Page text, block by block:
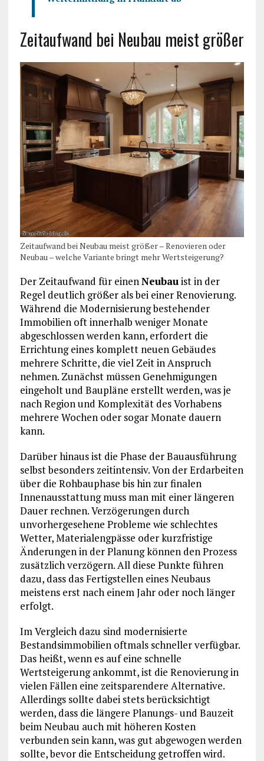
Zeitaufwand bei Neubau meist größer
Zeitaufwand bei Neubau meist größer – Renovieren oder
Neubau – welche Variante bringt mehr Wertsteigerung?
Der Zeitaufwand für einenNeubauist in der
Regel deutlich größer als bei einer Renovierung.
Während die Modernisierung bestehender
Immobilien oft innerhalb weniger Monate
abgeschlossen werden kann, erfordert die
Errichtung eines komplett neuen Gebäudes
mehrere Schritte, die viel Zeit in Anspruch
nehmen. Zunächst müssen Genehmigungen
eingeholt und Baupläne erstellt werden, was je
nach Region und Komplexität des Vorhabens
mehrere Wochen oder sogar Monate dauern
kann.
Darüber hinaus ist die Phase der Bauausführung
selbst besonders zeitintensiv. Von der Erdarbeiten
über die Rohbauphase bis hin zur finalen
Innenausstattung muss man mit einer längeren
Dauer rechnen. Verzögerungen durch
unvorhergesehene Probleme wie schlechtes
Wetter, Materialengpässe oder kurzfristige
Änderungen in der Planung können den Prozess
zusätzlich verzögern. All diese Punkte führen
dazu, dass das Fertigstellen eines Neubaus
meistens erst nach einem Jahr oder noch länger
erfolgt.
Im Vergleich dazu sind modernisierte
Bestandsimmobilien oftmals schneller verfügbar.
Das heißt, wenn es auf eine schnelle
Wertsteigerung ankommt, ist die Renovierung in
vielen Fällen eine zeitsparendere Alternative.
Allerdings sollte dabei stets berücksichtigt
werden, dass die längere Planungs- und Bauzeit
beim Neubau auch mit höheren Kosten
verbunden sein kann, was gut abgewogen werden
sollte, bevor die Entscheidung getroffen wird.